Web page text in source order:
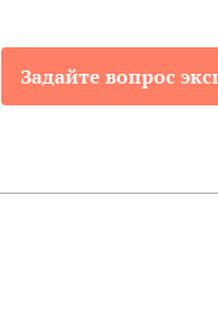
Задайте вопрос